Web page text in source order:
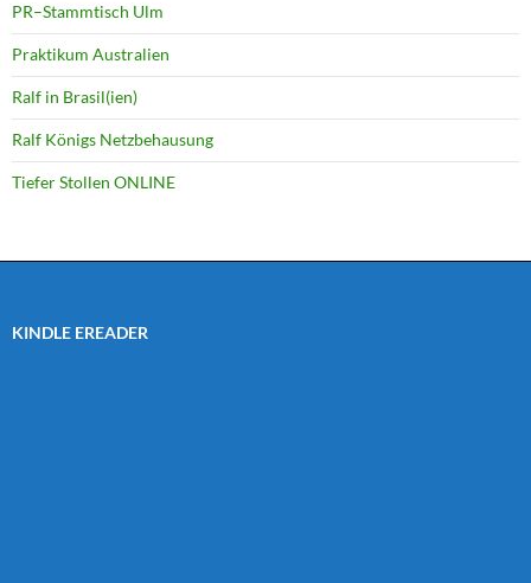
PR–Stammtisch Ulm
Praktikum Australien
Ralf in Brasil(ien)
Ralf Königs Netzbehausung
Tiefer Stollen ONLINE
KINDLE EREADER